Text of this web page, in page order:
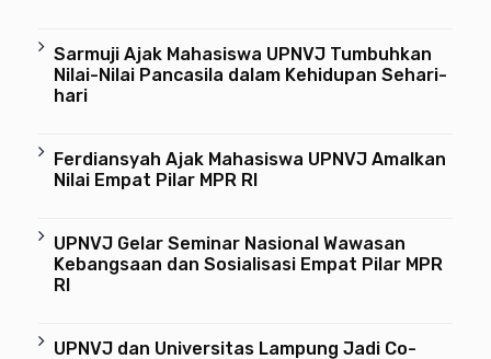
Sarmuji Ajak Mahasiswa UPNVJ Tumbuhkan
Nilai-Nilai Pancasila dalam Kehidupan Sehari-
hari
Ferdiansyah Ajak Mahasiswa UPNVJ Amalkan
Nilai Empat Pilar MPR RI
UPNVJ Gelar Seminar Nasional Wawasan
Kebangsaan dan Sosialisasi Empat Pilar MPR
RI
UPNVJ dan Universitas Lampung Jadi Co-